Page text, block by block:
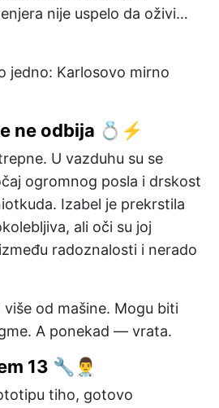
nije uspelo da oživi…
jedno: Karlosovo mirno
ne odbija 💍⚡
U vazduhu su se
ogromnog posla i drskost
Izabel je prekrstila
ali oči su joj
radoznalosti i nerado
od mašine. Mogu biti
A ponekad — vrata.
13 🔧👨‍⚕️
tiho, gotovo